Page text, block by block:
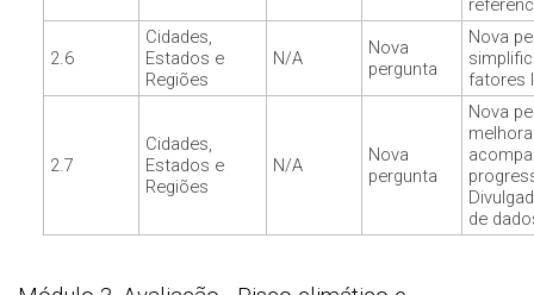
2.6
Cidades,
Estados e
Regiões
N/A
Nova
pergunta
Nova
fatores
2.7
Cidades,
Estados e
Regiões
N/A
Nova
pergunta
Nova
de